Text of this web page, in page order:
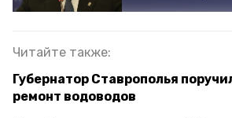
Читайте также:
Губернатор Ставрополья
ремонт водоводов